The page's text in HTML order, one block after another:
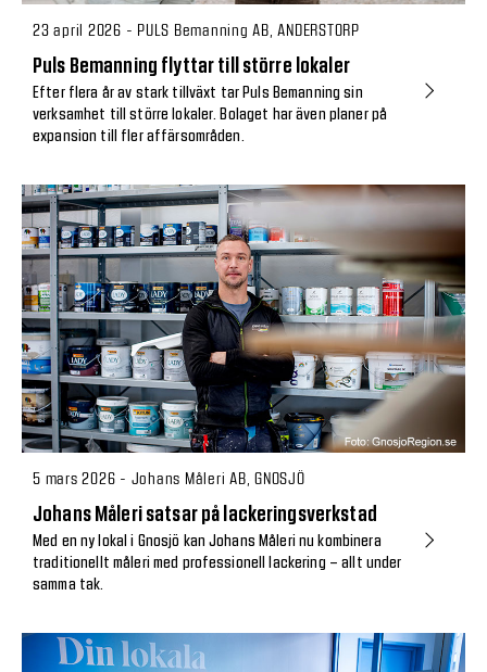
23 april 2026 - PULS Bemanning AB, ANDERSTORP
Puls Bemanning flyttar till större lokaler
Efter flera år av stark tillväxt tar Puls Bemanning sin
verksamhet till större lokaler. Bolaget har även planer på
expansion till fler affärsområden.
5 mars 2026 - Johans Måleri AB, GNOSJÖ
Johans Måleri satsar på lackeringsverkstad
Med en ny lokal i Gnosjö kan Johans Måleri nu kombinera
traditionellt måleri med professionell lackering – allt under
samma tak.